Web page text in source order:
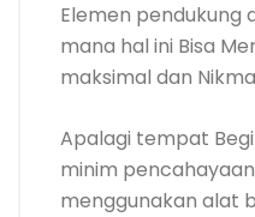
Elemen pendukung
mana hal ini Bisa
maksimal dan
Apalagi tempat
minim
menggunakan alat